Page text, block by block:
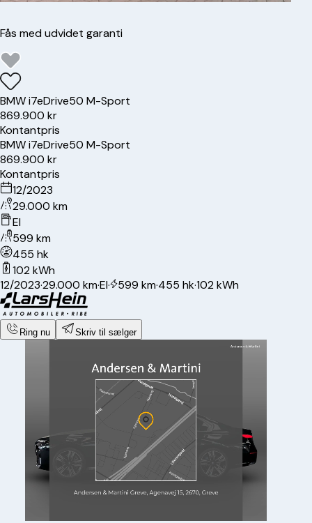
Fås med udvidet garanti
BMWi7eDrive50 M-Sport
869.900 kr
Kontantpris
BMWi7eDrive50 M-Sport
869.900 kr
Kontantpris
12/2023
29.000 km
El
599 km
455 hk
102 kWh
12/2023·29.000 km·El· 599 km·455 hk·102 kWh
Ring nu Skriv til sælger